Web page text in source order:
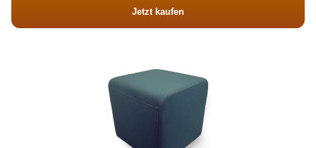
Jetzt kaufen